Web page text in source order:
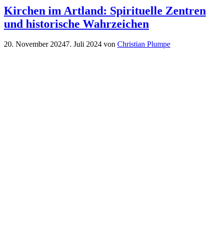
Kirchen im Artland: Spirituelle Zentren
und historische Wahrzeichen
20. November 20247. Juli 2024 von Christian Plumpe